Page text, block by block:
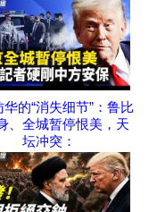
华的“消失细节”：鲁比
、全城暂停恨美，天
坛冲突：